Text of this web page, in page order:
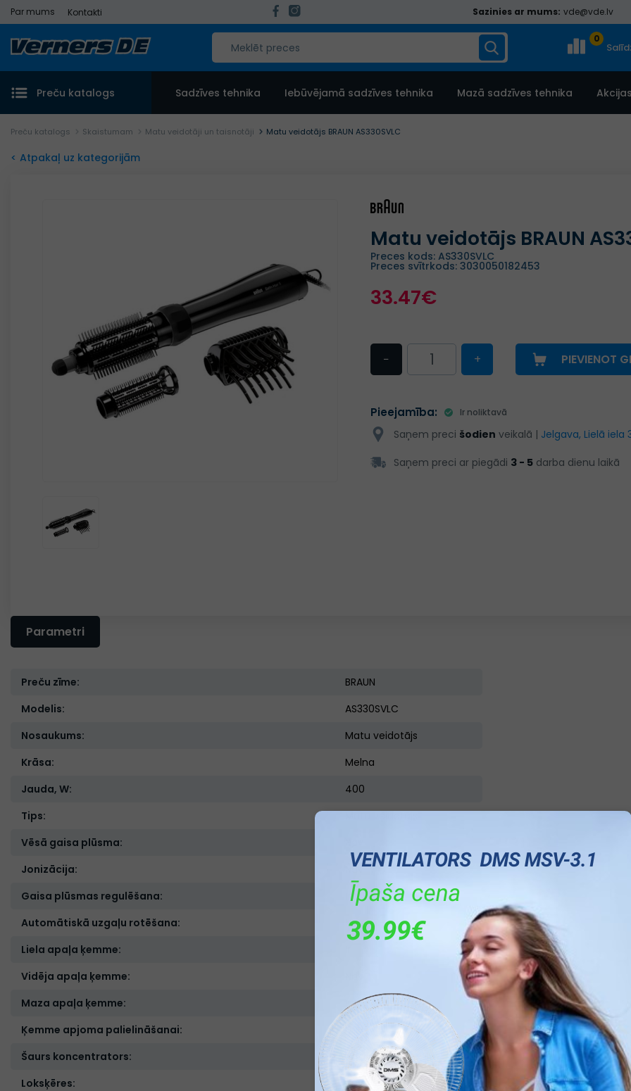
Par mums Kontakti Sazinies ar mums: vde@vde.lv
0
Preču katalogs Sadzīves tehnika Iebūvējamā sadzīves tehnika Mazā sadzīves tehnika
Preču katalogs Skaistumam Matu veidotāji un taisnotāji Matu veidotājs BRAUN AS330SVLC
< Atpakaļ uz kategorijām
Matu veidotājs BRAUN
Preces kods: AS330SVLC
Preces svītrkods: 3030050182453
33.47€
− + PIEVIENOT
Pieejamība: Ir noliktavā
Saņem preci šodien veikalā | Jelgava, Lielā iela
Saņem preci ar piegādi 3 - 5 darba dienu laikā
Parametri
Preču zīme:
BRAUN
Modelis:
AS330SVLC
Nosaukums:
Matu veidotājs
Krāsa:
Melna
Jauda, W:
400
Tips:
Vēsā gaisa plūsma:
Jonizācija:
Nav
Gaisa plūsmas regulēšana:
Automātiskā uzgaļu rotēšana:
Nav
Liela apaļa ķemme:
Vidēja apaļa ķemme:
Maza apaļa ķemme:
Ir
Ķemme apjoma palielināšanai:
Šaurs koncentrators:
Nav
Loksķēres:
Nav